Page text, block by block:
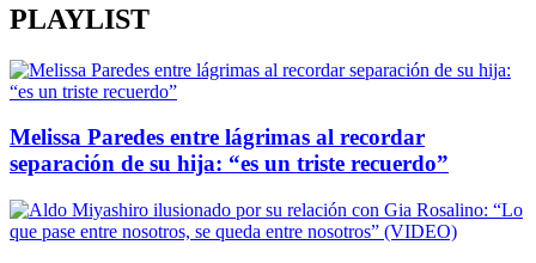
PLAYLIST
Melissa Paredes entre lágrimas al recordar
separación de su hija: “es un triste recuerdo”